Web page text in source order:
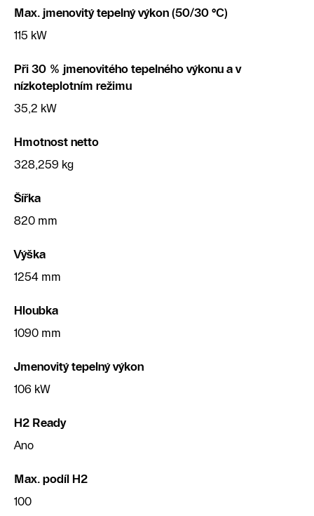
Max. jmenovitý tepelný výkon (50/30 °C)
115 kW
Při 30 % jmenovitého tepelného výkonu a v
nízkoteplotním režimu
35,2 kW
Hmotnost netto
328,259 kg
Šířka
820 mm
Výška
1254 mm
Hloubka
1090 mm
Jmenovitý tepelný výkon
106 kW
H2 Ready
Ano
Max. podíl H2
100